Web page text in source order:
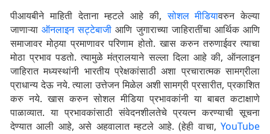
पीआयबीने माहिती देताना म्हटले आहे की,सोशल मीडियावरुन केल्या
जाणाऱ्याऑनलाइन सट्टेबाजी आणि जुगाराच्या जाहिरातींचा आर्थिक आणि
समाजावर मोठ्या प्रमाणावर परिणाम होतो. खास करुन तरुणाईवर त्याचा
मोठा प्रभाव पडतो. त्यामुळे मंत्रालयाने सल्ला दिला आहे की, ऑनलाइन
जाहिरात मध्यस्थांनी भारतीय प्रेक्षकांसाठी अशा प्रचारात्मक सामग्रीला
प्राधान्य देऊ नये. त्याला उत्तेजन मिळेल अशी सामग्री प्रसारीत, प्रकाशित
करु नये. खास करुन सोशल मीडिया प्रभावकांनी या बाबत कटाक्षाणे
पाळाव्यात. या प्रभावकांसाठी संवेदनशीलतेचे प्रयत्न करण्याची सूचना
देण्यात आली आहे, असे अहवालात म्हटले आहे. (हेही वाचा, YouTube